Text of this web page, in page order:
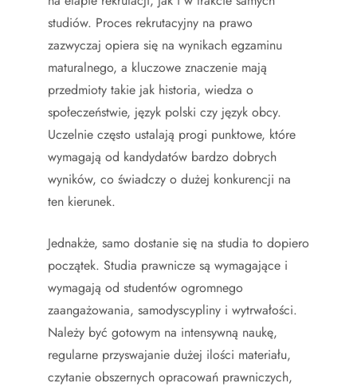
studiów. Proces rekrutacyjny na prawo
zazwyczaj opiera się na wynikach egzaminu
maturalnego, a kluczowe znaczenie mają
przedmioty takie jak historia, wiedza o
społeczeństwie, język polski czy język obcy.
Uczelnie często ustalają progi punktowe, które
wymagają od kandydatów bardzo dobrych
wyników, co świadczy o dużej konkurencji na
ten kierunek.
Jednakże, samo dostanie się na studia to dopiero
początek. Studia prawnicze są wymagające i
wymagają od studentów ogromnego
zaangażowania, samodyscypliny i wytrwałości.
Należy być gotowym na intensywną naukę,
regularne przyswajanie dużej ilości materiału,
czytanie obszernych opracowań prawniczych,